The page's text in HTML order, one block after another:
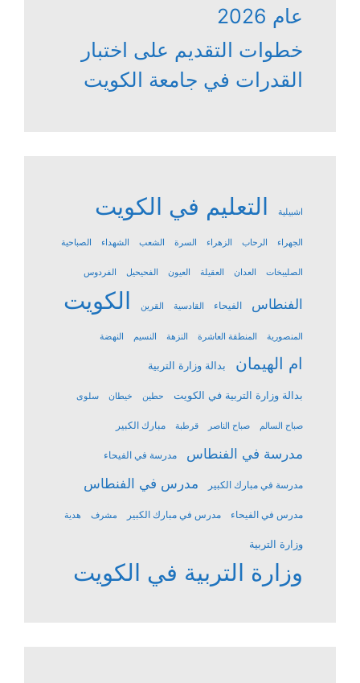
عام 2026
خطوات التقديم على اختبار
القدرات في جامعة الكويت
اشبيلية التعليم في الكويت
الجهراء الرحاب الزهراء السرة الشعب الشهداء الصباحية
الصليبخات العدان العقيلة العيون الفحيحيل الفردوس
الفنطاس الفيحاء القادسية القرين الكويت
المنصورية المنطقة العاشرة النزهة النسيم النهضة
ام الهيمان بدالة وزارة التربية
بدالة وزارة التربية في الكويت حطين خيطان سلوى
صباح السالم صباح الناصر قرطبة مبارك الكبير
مدرسة في الفنطاس مدرسة في الفيحاء
مدرسة في مبارك الكبير مدرس في الفنطاس
مدرس في الفيحاء مدرس في مبارك الكبير مشرف هدية
وزارة التربية
وزارة التربية في الكويت